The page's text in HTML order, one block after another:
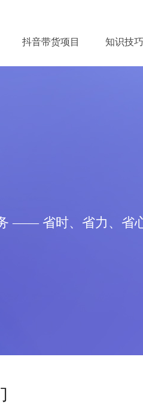
—— 省时、省力、省
抖音带货项目 知识技巧